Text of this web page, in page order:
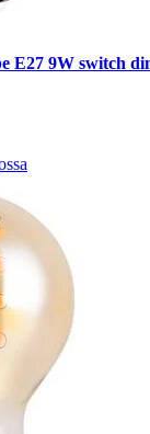
E27 9W switch